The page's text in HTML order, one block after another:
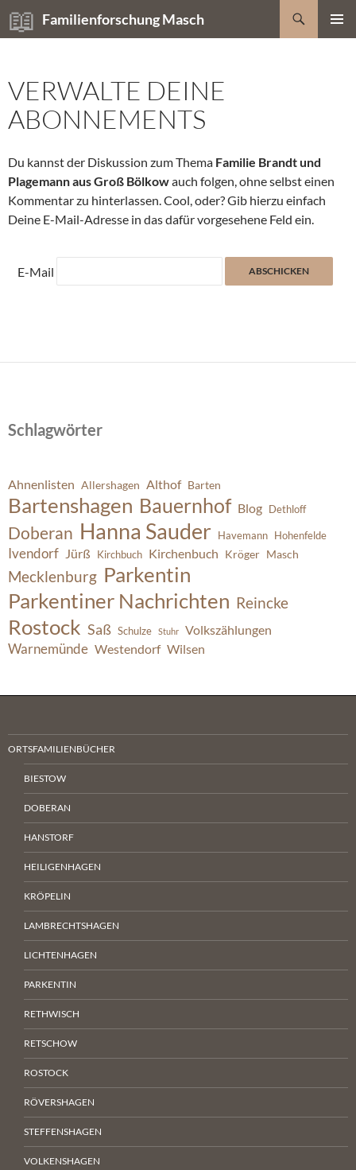
Zum
Inhalt
Familienforschung Masch
Suchen
VERWALTE DEINE
ABONNEMENTS
Du kannst der Diskussion zum Thema Familie Brandt und
Plagemann aus Groß Bölkowauch folgen, ohne selbst einen
Kommentar zu hinterlassen. Cool, oder? Gib hierzu einfach
Deine E-Mail-Adresse in das dafür vorgesehene Feld ein.
E-Mail
Schlagwörter
Ahnenlisten Allershagen Althof Barten
Bartenshagen Bauernhof Blog Dethloff
Doberan Hanna Sauder Havemann Hohenfelde
Ivendorf Jürß Kirchbuch Kirchenbuch Kröger Masch
Mecklenburg Parkentin
Parkentiner Nachrichten Reincke
Rostock Saß Schulze Stuhr Volkszählungen
Warnemünde Westendorf Wilsen
ORTSFAMILIENBÜCHER
BIESTOW
DOBERAN
HANSTORF
HEILIGENHAGEN
KRÖPELIN
LAMBRECHTSHAGEN
LICHTENHAGEN
PARKENTIN
RETHWISCH
RETSCHOW
ROSTOCK
RÖVERSHAGEN
STEFFENSHAGEN
VOLKENSHAGEN